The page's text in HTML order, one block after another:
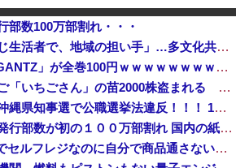
部数100万部割れ・・・
「外国人は日本人と同じ生活者で、地域の担い手」…多文化共生実現への提言、全国知事会が政府に提出
【朗報】Amazonで「GANTZ」が全巻100円ｗｗｗｗｗｗｗｗｗｗ他
佐賀県のブランドいちご「いちごさん」の苗2000株盗まれる [8/5]
【速報】日本共産党、沖縄県知事選で公職選挙法違反！！！ 110番通報されても辞全くめない件
「週刊少年ジャンプ」発行部数が初の１００万部割れ 国内の紙雑誌で「１００万部超」ゼロに
【悲報】 Z世代「なんでセルフレジなのに自分で商品通さないといけないんだ」